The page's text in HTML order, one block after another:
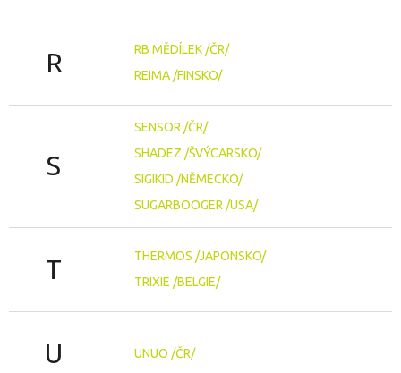
R
RB MĚDÍLEK /ČR/
REIMA /FINSKO/
S
SENSOR /ČR/
SHADEZ /ŠVÝCARSKO/
SIGIKID /NĚMECKO/
SUGARBOOGER /USA/
T
THERMOS /JAPONSKO/
TRIXIE /BELGIE/
U UNUO /ČR/